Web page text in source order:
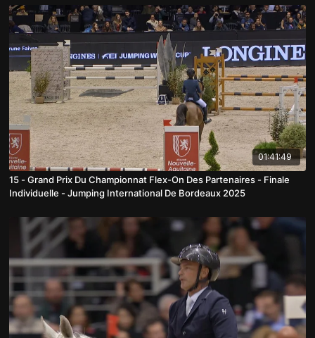
01:41:49
15 - Grand Prix Du Championnat Flex-On Des Partenaires - Finale
Individuelle - Jumping International De Bordeaux 2025